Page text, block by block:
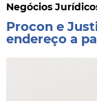
Negócios
Procon e
endereço a